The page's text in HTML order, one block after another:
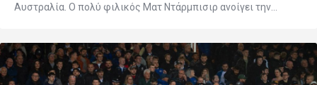
Αυστραλία. Ο πολύ φιλικός Ματ Ντάρμπισιρ ανοίγει την…